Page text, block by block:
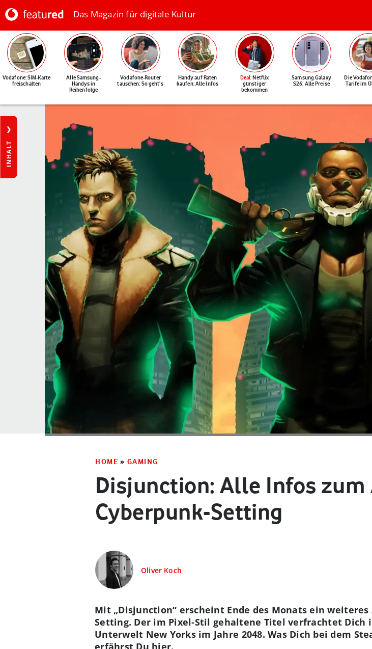
Das Magazin für digitale Kultur
Vodafone: SIM-Karte
freischalten
Alle Samsung-
Handys in
Reihenfolge
Vodafone-Router
tauschen: So geht's
Handy auf Raten
kaufen: Alle Infos
Deal: Netflix
günstiger
bekommen
Samsung Galaxy
S26: Alle Preise
Die
Tarife im
INHALT
HOME » GAMING
Disjunction: Alle Infos zum
Cyberpunk-Setting
Oliver Koch
Mit „Disjunction“ erscheint Ende des Monats ein weiteres
Setting. Der im Pixel-Stil gehaltene Titel verfrachtet Dich
Unterwelt New Yorks im Jahre 2048. Was Dich bei dem
erfährst Du hier.